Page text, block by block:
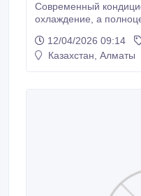
Современный
охлаждение, а полноценный контроль климата в
очищает воздух от пыли и
создает комфортную
12/04/2026 09:14
Казахстан, Алматы